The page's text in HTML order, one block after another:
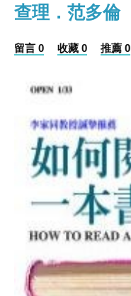
查理．范多倫
留言 0 收藏 0 推薦 0